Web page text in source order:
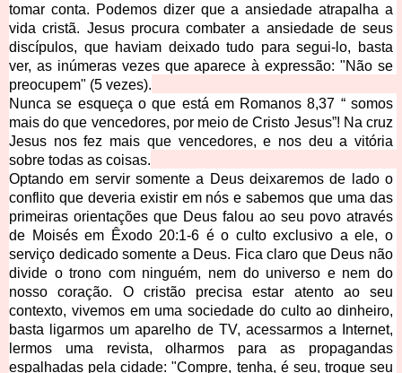
tomar conta. Podemos dizer que a ansiedade atrapalha a
vida cristã. Jesus procura combater a ansiedade de seus
discípulos, que haviam deixado tudo para segui-lo, basta
ver, as inúmeras vezes que aparece à expressão: "Não se
preocupem" (5 vezes).
Nunca se esqueça o que está em Romanos 8,37 “ somos
mais do que vencedores, por meio de Cristo Jesus”! Na cruz
Jesus nos fez mais que vencedores, e nos deu a vitória
sobre todas as coisas.
Optando em servir somente a Deus deixaremos de lado o
conflito que deveria existir em nós e sabemos que uma das
primeiras orientações que Deus falou ao seu povo através
de Moisés em Êxodo 20:1-6 é o culto exclusivo a ele, o
serviço dedicado somente a Deus. Fica claro que Deus não
divide o trono com ninguém, nem do universo e nem do
nosso coração. O cristão precisa estar atento ao seu
contexto, vivemos em uma sociedade do culto ao dinheiro,
basta ligarmos um aparelho de TV, acessarmos a Internet,
lermos uma revista, olharmos para as propagandas
espalhadas pela cidade: "Compre, tenha, é seu, troque seu